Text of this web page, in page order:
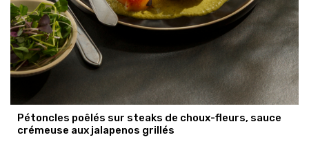
Pétoncles poêlés sur steaks de choux-fleurs, sauce
crémeuse aux jalapenos grillés